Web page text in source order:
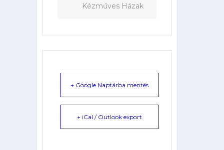
Kézműves Házak
+ Google Naptárba mentés
+ iCal / Outlook export